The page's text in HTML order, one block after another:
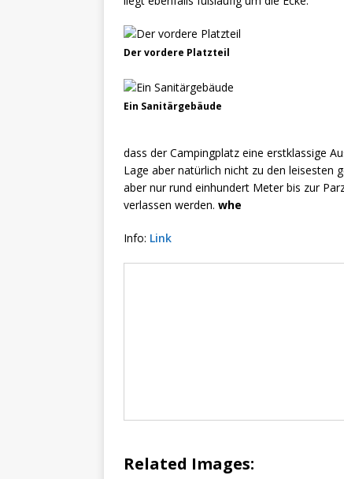
Der vordere Platzteil
Ein Sanitärgebäude
dass der Campingplatz eine erstklassige
Lage aber natürlich nicht zu den leisesten
aber nur rund einhundert Meter bis zur
verlassen werden. whe
Info: Link
Related Images: